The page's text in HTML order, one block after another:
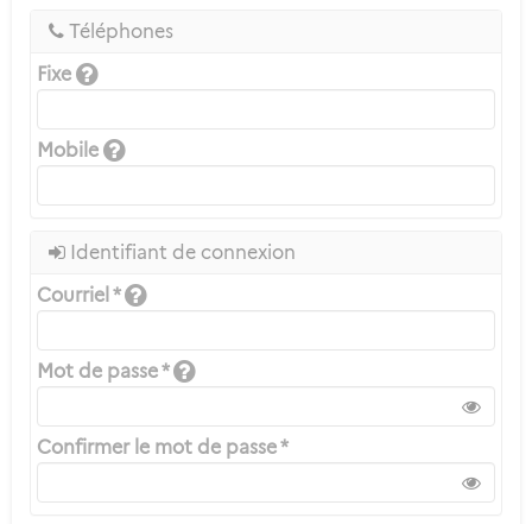
Téléphones
Fixe
Mobile
Identifiant de connexion
Courriel *
Mot de passe *
Confirmer le mot de passe *